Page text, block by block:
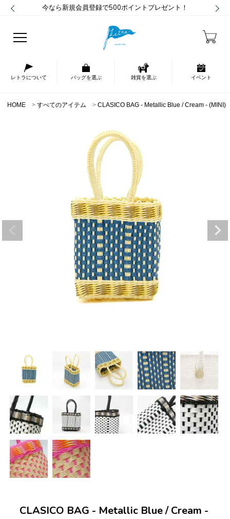
今なら新規会員登録で500ポイントプレゼント！
レトラについて バッグを選ぶ 雑貨を選ぶ イベント
HOME すべてのアイテム CLASICO BAG - Metallic Blue / Cream - (MINI)
CLASICO BAG - Metallic Blue / Cream -